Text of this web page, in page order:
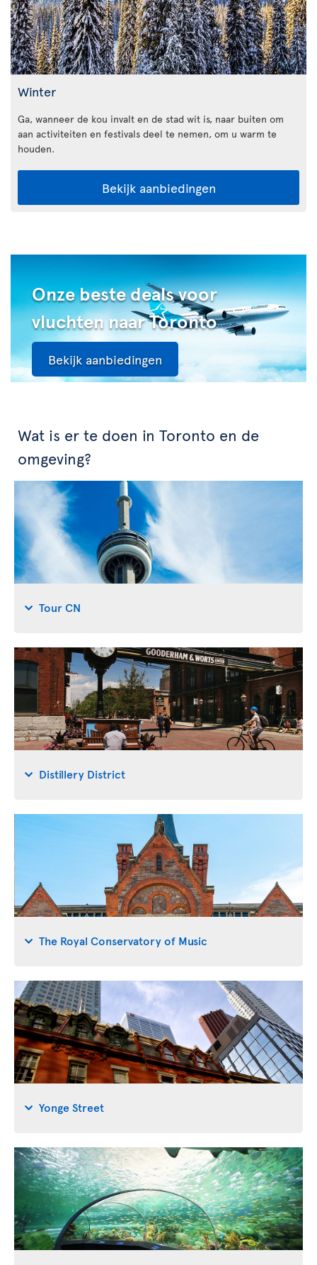
Winter
Ga, wanneer de kou invalt en de stad wit is, naar buiten om
aan activiteiten en festivals deel te nemen, om u warm te
houden.
Bekijk aanbiedingen
Onze beste deals voor
vluchten naar Toronto
Bekijk aanbiedingen
Wat is er te doen in Toronto en de
omgeving?
Tour CN
Distillery District
The Royal Conservatory of Music
Yonge Street